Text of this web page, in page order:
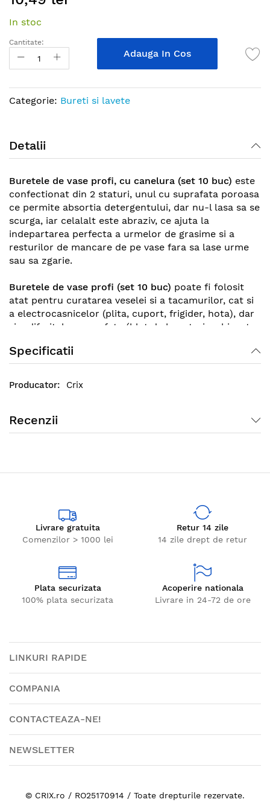
beginning
of
images
In stoc
Cantitate:
Adauga In Cos
Categorie: Bureti si lavete
Detalii
Buretele de vase profi, cu canelura (set 10 buc) este
confectionat din 2 staturi, unul cu suprafata poroasa
ce permite absortia detergentului, dar nu-l lasa sa se
scurga, iar celalalt este abraziv, ce ajuta la
indepartarea perfecta a urmelor de grasime si a
resturilor de mancare de pe vase fara sa lase urme
sau sa zgarie.
Buretele de vase profi (set 10 buc) poate fi folosit
atat pentru curatarea veselei si a tacamurilor, cat si
a electrocasnicelor (plita, cuport, frigider, hota), dar
si a diferitelor suprafete (blat de bucatarie, chiuveta,
recomandat ca buretele sa fie clatit cu apa din
abundenta.
Specificatii
Crix
Recenzii
Livrare gratuita
Comenzilor > 1000 lei
Retur 14 zile
14 zile drept de retur
Plata securizata
100% plata securizata
Acoperire nationala
Livrare in 24-72 de ore
LINKURI RAPIDE
COMPANIA
CONTACTEAZA-NE!
NEWSLETTER
© CRIX.ro / RO25170914 / Toate drepturile rezervate.